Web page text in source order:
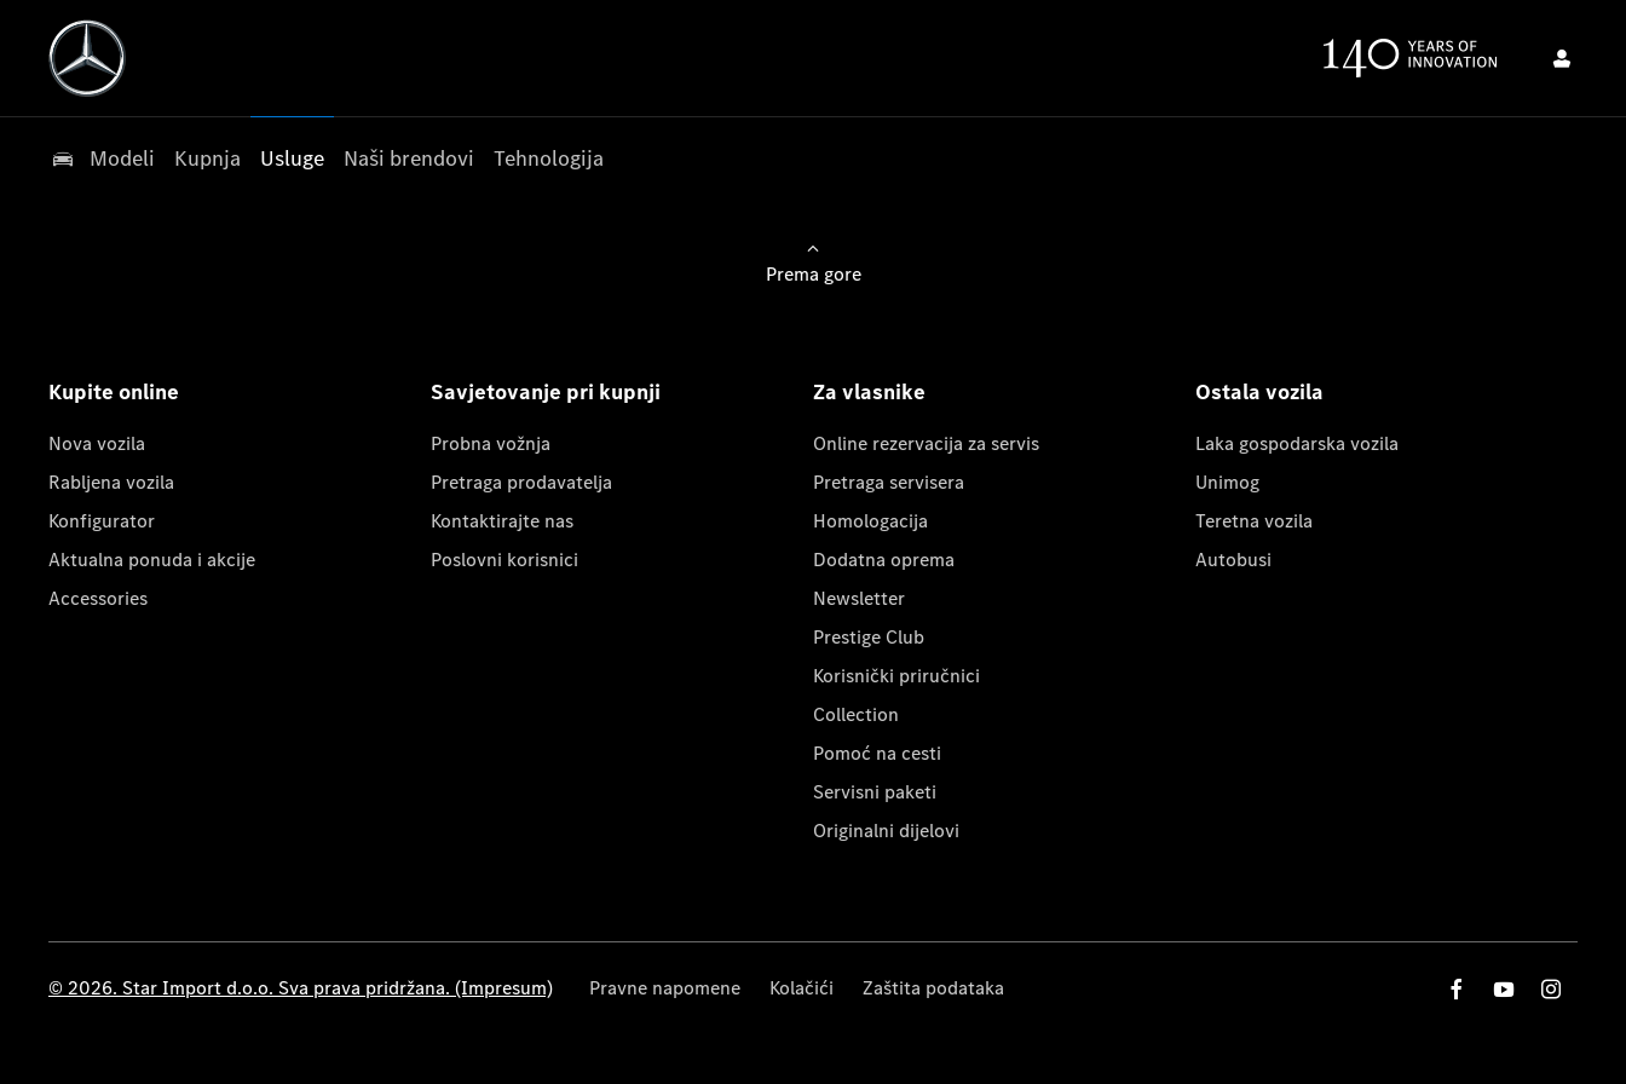
Modeli Kupnja Usluge Naši brendovi Tehnologija
Prema gore
Kupite online
Nova vozila
Rabljena vozila
Konfigurator
Aktualna ponuda i akcije
Accessories
Savjetovanje pri kupnji
Probna vožnja
Pretraga prodavatelja
Kontaktirajte nas
Poslovni korisnici
Za vlasnike
Online rezervacija za servis
Pretraga servisera
Homologacija
Dodatna oprema
Newsletter
Prestige Club
Korisnički priručnici
Collection
Pomoć na cesti
Servisni paketi
Originalni dijelovi
Ostala vozila
Laka gospodarska vozila
Unimog
Teretna vozila
Autobusi
© 2026. Star Import d.o.o. Sva prava pridržana. (Impresum) Pravne napomene Kolačići Zaštita podataka